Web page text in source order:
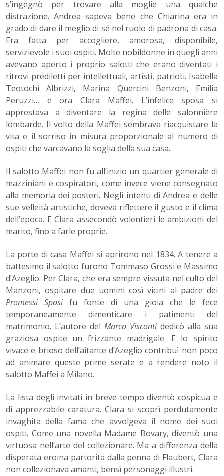
s’ingegnò per trovare alla moglie una qualche
distrazione. Andrea sapeva bene che Chiarina era in
grado di dare il meglio di sé nel ruolo di padrona di casa.
Era fatta per accogliere, amorosa, disponibile,
servizievole i suoi ospiti. Molte nobildonne in quegli anni
avevano aperto i proprio salotti che erano diventati i
ritrovi prediletti per intellettuali, artisti, patrioti. Isabella
Teotochi Albrizzi, Marina Quercini Benzoni, Emilia
Peruzzi… e ora Clara Maffei. L’infelice sposa si
apprestava a diventare la regina delle salonnière
lombarde. Il volto della Maffei sembrava riacquistare la
vita e il sorriso in misura proporzionale al numero di
ospiti che varcavano la soglia della sua casa.
Il salotto Maffei non fu all’inizio un quartier generale di
mazziniani e cospiratori, come invece viene consegnato
alla memoria dei posteri. Negli intenti di Andrea e delle
sue velleità artistiche, doveva riflettere il gusto e il clima
dell’epoca. E Clara assecondò volentieri le ambizioni del
marito, fino a farle proprie.
La porte di casa Maffei si aprirono nel 1834. A tenere a
battesimo il salotto furono Tommaso Grossi e Massimo
d’Azeglio. Per Clara, che era sempre vissuta nel culto del
Manzoni, ospitare due uomini così vicini al padre dei
Promessi Sposifu fonte di una gioia che le fece
temporaneamente dimenticare i patimenti del
matrimonio. L’autore del Marco Viscontidedicò alla sua
graziosa ospite un frizzante madrigale. E lo spirito
vivace e brioso dell’aitante d’Azeglio contribuì non poco
ad animare queste prime serate e a rendere noto il
salotto Maffei a Milano.
La lista degli invitati in breve tempo diventò cospicua e
di apprezzabile caratura. Clara si scoprì perdutamente
invaghita della fama che avvolgeva il nome dei suoi
ospiti. Come una novella Madame Bovary, diventò una
virtuosa nell’arte del collezionare. Ma a differenza della
disperata eroina partorita dalla penna di Flaubert, Clara
non collezionava amanti, bensì personaggi illustri.